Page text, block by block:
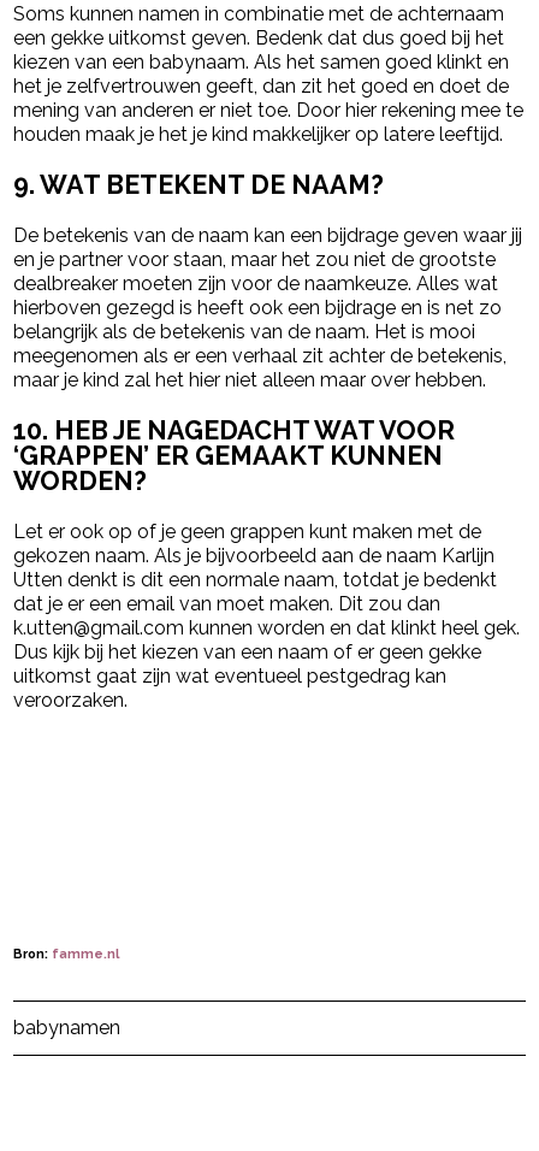
Soms kunnen namen in combinatie met de achternaam
een gekke uitkomst geven. Bedenk dat dus goed bij het
kiezen van een babynaam. Als het samen goed klinkt en
het je zelfvertrouwen geeft, dan zit het goed en doet de
mening van anderen er niet toe. Door hier rekening mee te
houden maak je het je kind makkelijker op latere leeftijd.
9. WAT BETEKENT DE NAAM?
De betekenis van de naam kan een bijdrage geven waar jij
en je partner voor staan, maar het zou niet de grootste
dealbreaker moeten zijn voor de naamkeuze. Alles wat
hierboven gezegd is heeft ook een bijdrage en is net zo
belangrijk als de betekenis van de naam. Het is mooi
meegenomen als er een verhaal zit achter de betekenis,
maar je kind zal het hier niet alleen maar over hebben.
10. HEB JE NAGEDACHT WAT VOOR
‘GRAPPEN’ ER GEMAAKT KUNNEN
WORDEN?
Let er ook op of je geen grappen kunt maken met de
gekozen naam. Als je bijvoorbeeld aan de naam Karlijn
Utten denkt is dit een normale naam, totdat je bedenkt
dat je er een email van moet maken. Dit zou dan
k.utten@gmail.com kunnen worden en dat klinkt heel gek.
Dus kijk bij het kiezen van een naam of er geen gekke
uitkomst gaat zijn wat eventueel pestgedrag kan
veroorzaken.
Bron: famme.nl
Post Views: 149
babynamen